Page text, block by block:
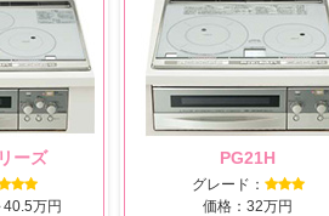
ーズ
万円
PG21H
グレード：
価格：32万円